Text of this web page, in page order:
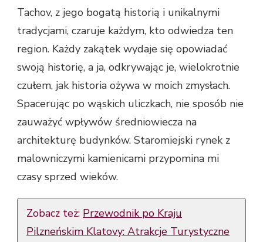
Tachov, z jego bogatą historią i unikalnymi
tradycjami, czaruje każdym, kto odwiedza ten
region. Każdy zakątek wydaje się opowiadać
swoją historię, a ja, odkrywając je, wielokrotnie
czułem, jak historia ożywa w moich zmysłach.
Spacerując po wąskich uliczkach, nie sposób nie
zauważyć wpływów średniowiecza na
architekturę budynków. Staromiejski rynek z
malowniczymi kamienicami przypomina mi
czasy sprzed wieków.
Zobacz też: Przewodnik po Kraju
Pilzneńskim Klatovy: Atrakcje Turystyczne